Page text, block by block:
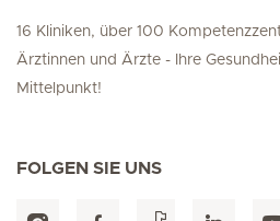
16 Kliniken, über 100
Ärztinnen und Ärzte - Ihre
Mittelpunkt!
FOLGEN SIE UNS